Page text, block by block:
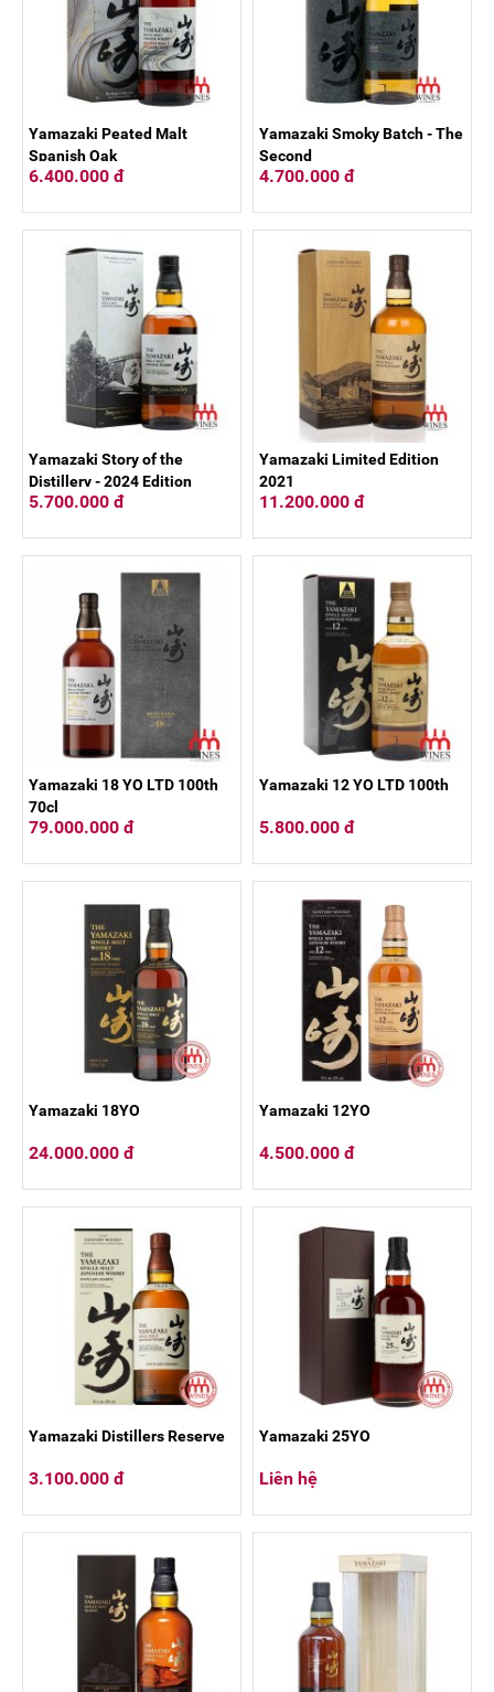
Yamazaki Peated Malt
Spanish Oak
6.400.000 đ
Yamazaki Smoky Batch - The
Second
4.700.000 đ
Yamazaki Story of the
Distillery - 2024 Edition
5.700.000 đ
Yamazaki Limited Edition
2021
11.200.000 đ
Yamazaki 18 YO LTD 100th
70cl
79.000.000 đ
Yamazaki 12 YO LTD 100th
5.800.000 đ
Yamazaki 18YO
24.000.000 đ
Yamazaki 12YO
4.500.000 đ
Yamazaki Distillers Reserve
3.100.000 đ
Yamazaki 25YO
Liên hệ